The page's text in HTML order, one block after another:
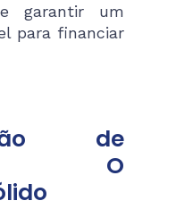
garantir um
para financiar
de
O